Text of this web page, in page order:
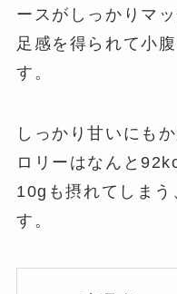
ースがしっかりマ
足感を得られて小
す。
しっかり甘いにも
ロリーはなんと
10gも摂れてしま
す。